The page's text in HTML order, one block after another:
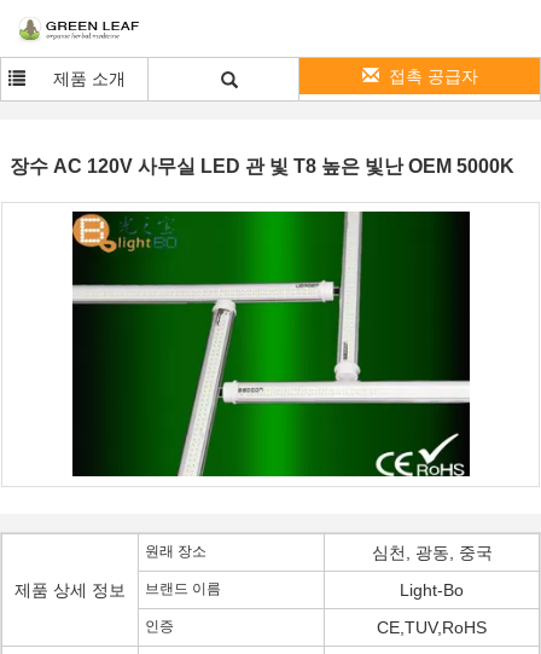
제품 소개 접촉 공급자
장수 AC 120V 사무실 LED 관 빛 T8 높은 빛난 OEM 5000K
제품 상세 정보
원래 장소 심천, 광동, 중국
브랜드 이름 Light-Bo
인증 CE,TUV,RoHS